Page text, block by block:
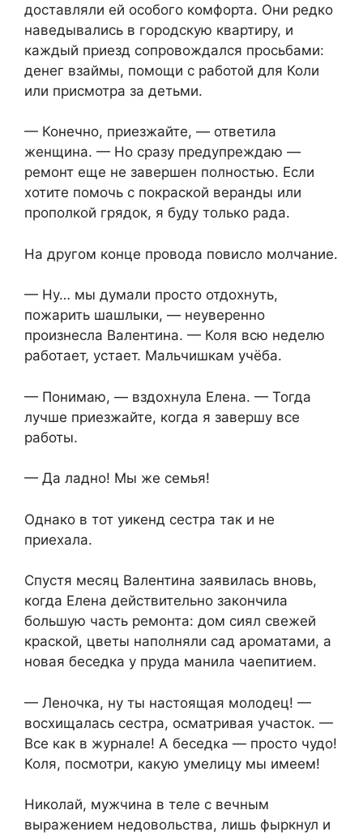
доставляли ей особого комфорта. Они редко
наведывались в городскую квартиру, и
каждый приезд сопровождался просьбами:
денег взаймы, помощи с работой для Коли
или присмотра за детьми.
— Конечно, приезжайте, — ответила
женщина. — Но сразу предупреждаю —
ремонт еще не завершен полностью. Если
хотите помочь с покраской веранды или
прополкой грядок, я буду только рада.
На другом конце провода повисло молчание.
— Ну… мы думали просто отдохнуть,
пожарить шашлыки, — неуверенно
произнесла Валентина. — Коля всю неделю
работает, устает. Мальчишкам учёба.
— Понимаю, — вздохнула Елена. — Тогда
лучше приезжайте, когда я завершу все
работы.
— Да ладно! Мы же семья!
Однако в тот уикенд сестра так и не
приехала.
Спустя месяц Валентина заявилась вновь,
когда Елена действительно закончила
большую часть ремонта: дом сиял свежей
краской, цветы наполняли сад ароматами, а
новая беседка у пруда манила чаепитием.
— Леночка, ну ты настоящая молодец! —
восхищалась сестра, осматривая участок. —
Все как в журнале! А беседка — просто чудо!
Коля, посмотри, какую умелицу мы имеем!
Николай, мужчина в теле с вечным
выражением недовольства, лишь фыркнул и